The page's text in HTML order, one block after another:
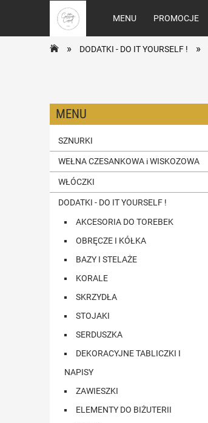
MENU PROMOCJE
» DODATKI - DO IT YOURSELF ! »
MENU
SZNURKI
WEŁNA CZESANKOWA i WISKOZOWA
WŁÓCZKI
DODATKI - DO IT YOURSELF !
AKCESORIA DO TOREBEK
OBRĘCZE I KÓŁKA
BAZY I STELAŻE
KORALE
SKRZYDŁA
STOJAKI
SERDUSZKA
DEKORACYJNE TABLICZKI I
NAPISY
ZAWIESZKI
ELEMENTY DO BIŻUTERII